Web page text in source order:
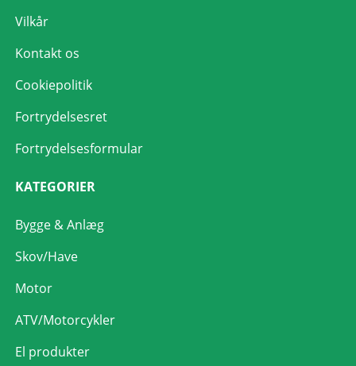
Vilkår
Kontakt os
Cookiepolitik
Fortrydelsesret
Fortrydelsesformular
KATEGORIER
Bygge & Anlæg
Skov/Have
Motor
ATV/Motorcykler
El produkter